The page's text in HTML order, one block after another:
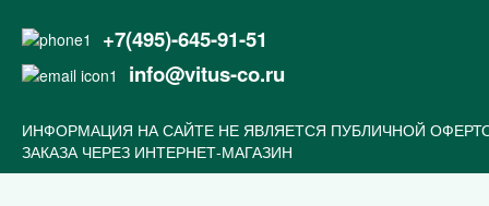
+7(495)-645-91-51
info@vitus-co.ru
ИНФОРМАЦИЯ НА САЙТЕ НЕ ЯВЛЯЕТСЯ ПУБЛИЧНОЙ
ЗАКАЗА ЧЕРЕЗ ИНТЕРНЕТ-МАГАЗИН